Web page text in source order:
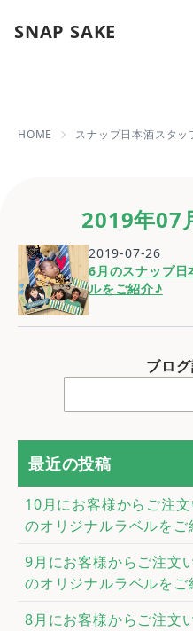
SNAP SAKE 2019年
HOME スナップ日本酒スタッ
2019年07
2019-07-26
6月のスナップ日
ルをご紹介♪
ブロ
最近の投稿
10月にお客様からご注
のオリジナルラベルをご
9月にお客様からご注文
のオリジナルラベルをご
8月にお客様からご注文